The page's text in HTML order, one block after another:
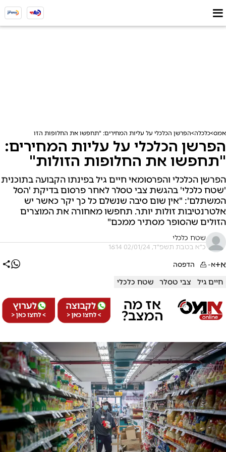
אמס כלכלה הפרשן הכלכלי על עליות המחירים: "תחפשו את החלופות הזולות"
הפרשן הכלכלי על עליות המחירים:
"תחפשו את החלופות הזולות"
הפרשן הכלכלי והפרסומאי חיים גיל בפינתו הקבועה בתוכנית
'שטח כלכלי' בהגשת צבי טסלר לאחר פרסום בדיקת 'הסל
המשתלם': "אין שום סיבה שנשלם כל כך יקר כאשר יש
אלטרנטיבות זולות יותר. תחפשו מאחורה את המוצרים
הזולים שהסופר מסתיר ממכם"
שטח כלכלי
כ"א בטבת תשפ"ד, 02/01/24 16:14
א+א- הדפסה
חיים גיל צבי טסלר שטח כלכלי